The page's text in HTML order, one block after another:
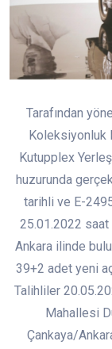
Tarafından
Koleksiyonluk
Kutupplex
huzurunda
tarihli ve E-
25.01.2022 saat
Ankara ilinde
39+2 adet yeni
Talihliler
Mahallesi
Çankaya/